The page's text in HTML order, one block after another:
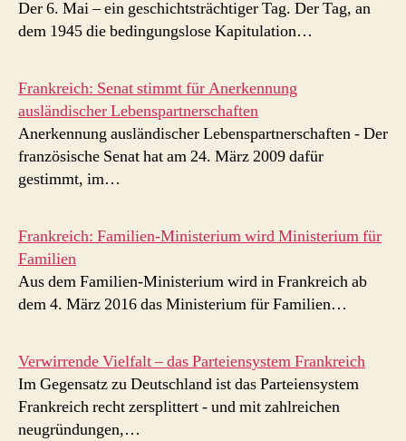
Der 6. Mai – ein geschichtsträchtiger Tag. Der Tag, an
dem 1945 die bedingungslose Kapitulation…
Frankreich: Senat stimmt für Anerkennung
ausländischer Lebenspartnerschaften
Anerkennung ausländischer Lebenspartnerschaften - Der
französische Senat hat am 24. März 2009 dafür
gestimmt, im…
Frankreich: Familien-Ministerium wird Ministerium für
Familien
Aus dem Familien-Ministerium wird in Frankreich ab
dem 4. März 2016 das Ministerium für Familien…
Verwirrende Vielfalt – das Parteiensystem Frankreich
Im Gegensatz zu Deutschland ist das Parteiensystem
Frankreich recht zersplittert - und mit zahlreichen
neugründungen,…